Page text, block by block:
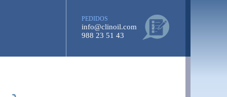
PEDIDOS
info@clinoil.com
988 23 51 43